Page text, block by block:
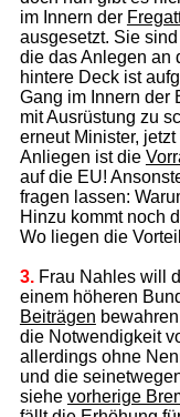
im Innern der
ausgesetzt. Sie
die das Anlegen an
hintere Deck ist
Gang im Innern der
mit Ausrüstung zu
erneut Minister,
Anliegen ist die
auf die EU!
fragen lassen:
Hinzu kommt noch
Wo liegen die
3.Frau Nahles will
einem höheren
Beiträgen
die Notwendigkeit
allerdings ohne
und die
siehe vorherige